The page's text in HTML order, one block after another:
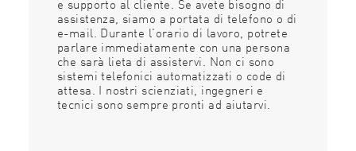
e supporto al cliente. Se avete bisogno di
assistenza, siamo a portata di telefono o di
e-mail. Durante l'orario di lavoro, potrete
parlare immediatamente con una persona
che sarà lieta di assistervi. Non ci sono
sistemi telefonici automatizzati o code di
attesa. I nostri scienziati, ingegneri e
tecnici sono sempre pronti ad aiutarvi.